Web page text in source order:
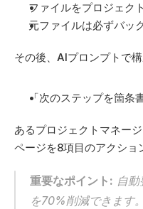
ファイルをプロジェク
元ファイルは必ずバッ
その後、AIプロンプトで
「次のステップを箇条
あるプロジェクトマネー
ページを8項目のアクショ
重要なポイント: 自
を70%削減できます。